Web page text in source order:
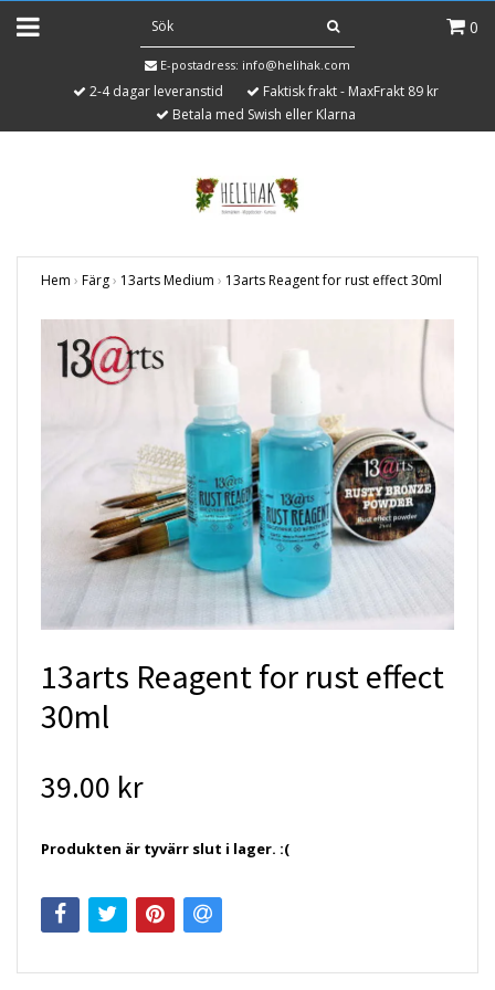
0
E-postadress: info@helihak.com
2-4 dagar leveranstid
Faktisk frakt - MaxFrakt 89 kr
Betala med Swish eller Klarna
Hem › Färg› 13arts Medium › 13arts Reagent for rust effect 30ml
13arts Reagent for rust effect
30ml
39.00 kr
Produkten är tyvärr slut i lager. :(